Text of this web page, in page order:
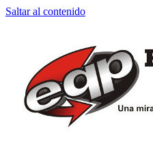
Saltar al contenido